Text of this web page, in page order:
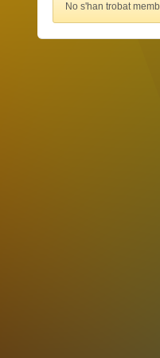
No s'han trobat